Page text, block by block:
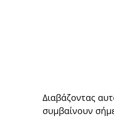
Διαβάζοντας
συμβαίνουν